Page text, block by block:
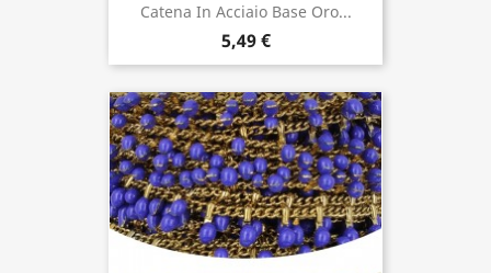
Catena In Acciaio Base Oro...
5,49 €